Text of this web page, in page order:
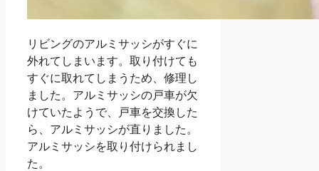
リビングのアルミサッシがすぐに
外れてしまいます。取り付けても
すぐに取れてしまうため、修理し
ました。アルミサッシの戸車が欠
けていたようで、戸車を交換した
ら、アルミサッシが直りました。
アルミサッシを取り付けられまし
た。